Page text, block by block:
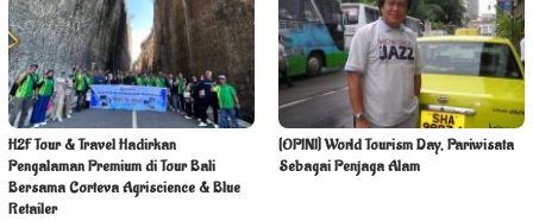
H2F Tour & Travel Hadirkan
Pengalaman Premium di Tour Bali
Bersama Corteva Agriscience & Blue
Retailer
[OPINI] World Tourism Day, Pariwisata
Sebagai Penjaga Alam